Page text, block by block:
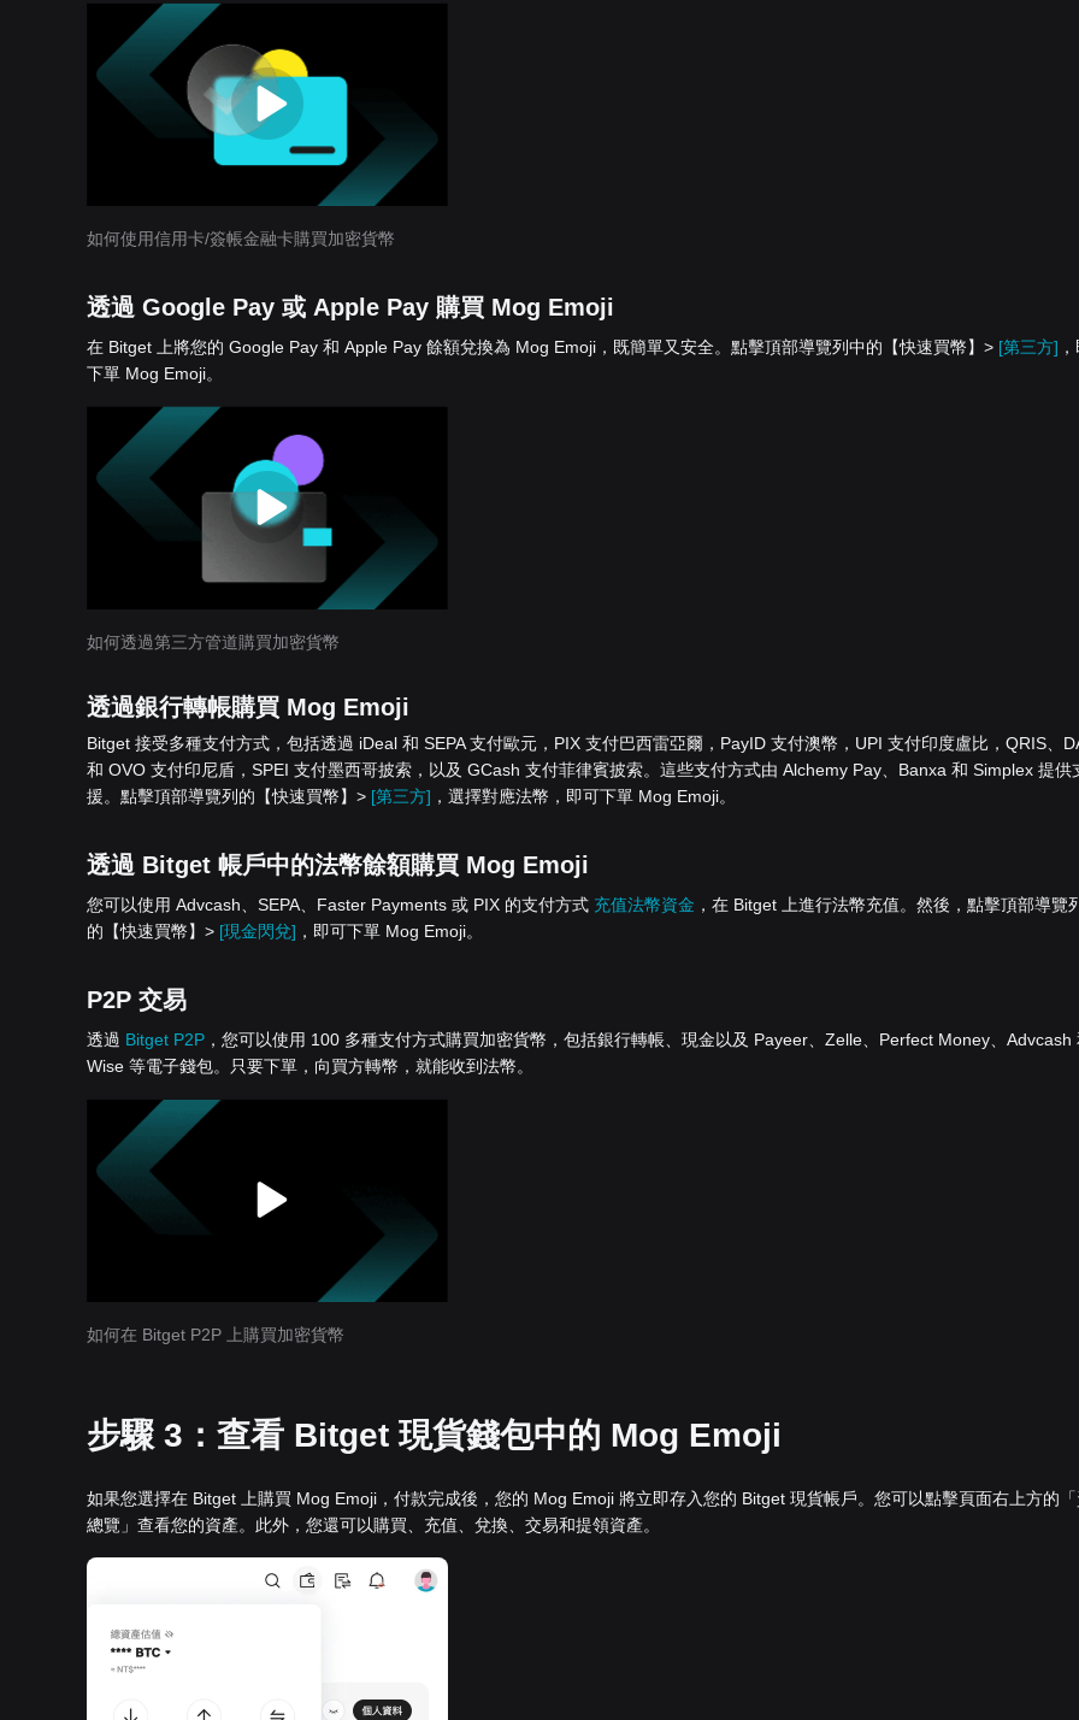
如何使用信用卡/簽帳金融卡購買加密貨幣
透過 Google Pay 或 Apple Pay 購買 Mog Emoji
在 Bitget 上將您的 Google Pay 和 Apple Pay 餘額兌換為 Mog Emoji，既簡單又安全。點擊頂部導覽列中的【快速買幣】> [第三方]
下單 Mog Emoji。
如何透過第三方管道購買加密貨幣
透過銀行轉帳購買 Mog Emoji
Bitget 接受多種支付方式，包括透過 iDeal 和 SEPA 支付歐元，PIX 支付巴西雷亞爾，PayID 支付澳幣，UPI 支付印度盧比，QRIS、
和 OVO 支付印尼盾，SPEI 支付墨西哥披索，以及 GCash 支付菲律賓披索。這些支付方式由 Alchemy Pay、Banxa 和 Simplex 提供
援。點擊頂部導覽列的【快速買幣】> [第三方] ，選擇對應法幣，即可下單 Mog Emoji。
透過 Bitget 帳戶中的法幣餘額購買 Mog Emoji
您可以使用 Advcash、SEPA、Faster Payments 或 PIX 的支付方式 充值法幣資金 ，在 Bitget 上進行法幣充值。然後，點擊頂部導覽
的【快速買幣】> [現金閃兌] ，即可下單 Mog Emoji。
P2P 交易
透過 Bitget P2P ，您可以使用 100 多種支付方式購買加密貨幣，包括銀行轉帳、現金以及 Payeer、Zelle、Perfect Money、Advcash
Wise 等電子錢包。只要下單，向買方轉幣，就能收到法幣。
如何在 Bitget P2P 上購買加密貨幣
步驟 3：查看 Bitget 現貨錢包中的 Mog Emoji
如果您選擇在 Bitget 上購買 Mog Emoji，付款完成後，您的 Mog Emoji 將立即存入您的 Bitget 現貨帳戶。您可以點擊頁面右上方的
總覽」查看您的資產。此外，您還可以購買、充值、兌換、交易和提領資產。